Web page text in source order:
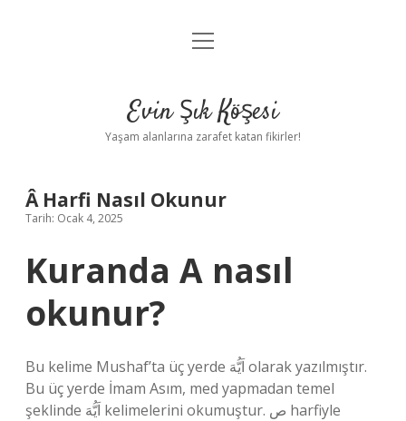
Anasayfa
Yasal Uyarı
menüyü
Evin Şık Köşesi
Yaşam alanlarına zarafet katan fikirler!
Â Harfi Nasıl Okunur
Tarih: Ocak 4, 2025
Kuranda A nasıl
okunur?
Bu kelime Mushaf’ta üç yerde اَيُّهَ olarak yazılmıştır.
Bu üç yerde İmam Asım, med yapmadan temel
şeklinde اَيُّهَ kelimelerini okumuştur. ص harfiyle